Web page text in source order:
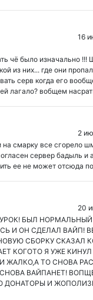
16
чё было изначально !!!
из них... где они
серв когда его
лагало? вобщем
2
смарку все сгорело
сервер бадыль и
ее не может отсюда
20
БЫЛ
И ОН СДЕЛАЛ ВАЙП!
СБОРКУ СКАЗАЛ
КОГОТО Я УЖЕ
ЖАЛКО,А ТО СНОВА
ВАЙПАНЕТ!
ДОНАТОРЫ И